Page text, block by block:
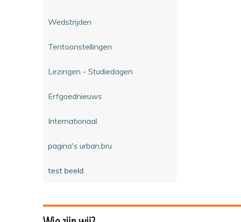
Wedstrijden
Tentoonstellingen
Lezingen - Studiedagen
Erfgoednieuws
Internationaal
pagina's urban.bru
test beeld